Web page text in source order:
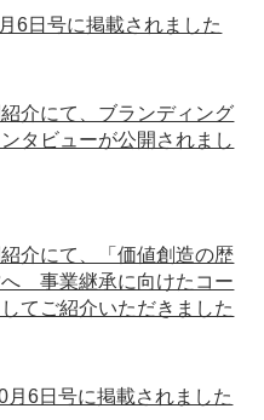
6日号に掲載されました
介にて、ブランディング
タビューが公開されまし
介にて、「価値創造の歴
へ 事業継承に向けたコー
てご紹介いただきました
月6日号に掲載されました